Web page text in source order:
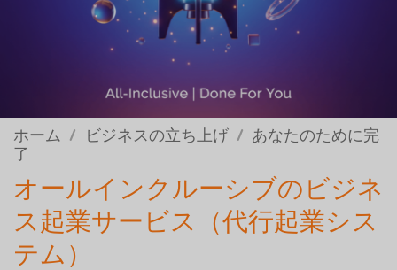
ホーム / ビジネスの立ち上げ / あなたのために完
了
オールインクルーシブのビジネ
ス起業サービス（代行起業シス
テム）